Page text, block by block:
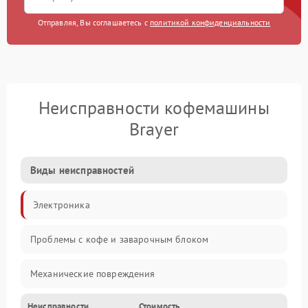
Отправляя, Вы соглашаетесь с политикой конфиденциальности
Неисправности кофемашины
Brayer
Виды неисправностей
Электроника
Проблемы с кофе и заварочным блоком
Механические повреждения